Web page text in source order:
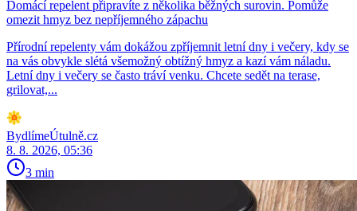
Domácí repelent připravíte z několika běžných surovin. Pomůže
omezit hmyz bez nepříjemného zápachu
Přírodní repelenty vám dokážou zpříjemnit letní dny i večery, kdy se
na vás obvykle slétá všemožný obtížný hmyz a kazí vám náladu.
Letní dny i večery se často tráví venku. Chcete sedět na terase,
grilovat,...
BydlímeÚtulně.cz
8. 8. 2026, 05:36
3 min